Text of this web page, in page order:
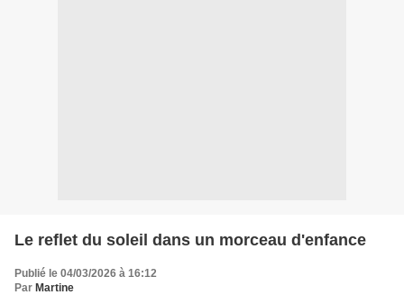
Le reflet du soleil dans un morceau d'enfance
Publié le 04/03/2026 à 16:12
Par Martine